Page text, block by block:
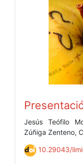
Jesús Teófilo
Zúñiga Zenteno,
10.29043/